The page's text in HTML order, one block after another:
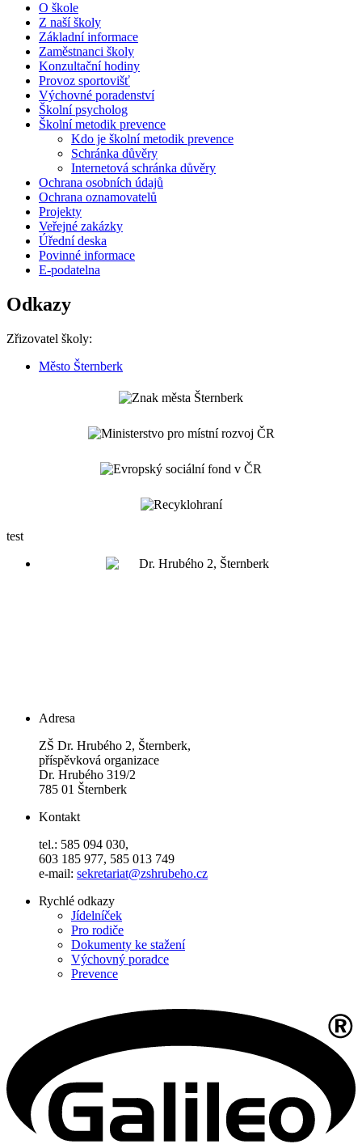
O škole
Z naší školy
Základní informace
Zaměstnanci školy
Konzultační hodiny
Provoz sportovišť
Výchovné poradenství
Školní psycholog
Školní metodik prevence
Kdo je školní metodik prevence
Schránka důvěry
Internetová schránka důvěry
Ochrana osobních údajů
Ochrana oznamovatelů
Projekty
Veřejné zakázky
Úřední deska
Povinné informace
E-podatelna
Odkazy
Zřizovatel školy:
Město Šternberk
test
Adresa
ZŠ Dr. Hrubého 2, Šternberk,
příspěvková organizace
Dr. Hrubého 319/2
785 01 Šternberk
Kontakt
tel.: 585 094 030,
603 185 977, 585 013 749
e-mail: sekretariat@zshrubeho.cz
Rychlé odkazy
Jídelníček
Pro rodiče
Dokumenty ke stažení
Výchovný poradce
Prevence